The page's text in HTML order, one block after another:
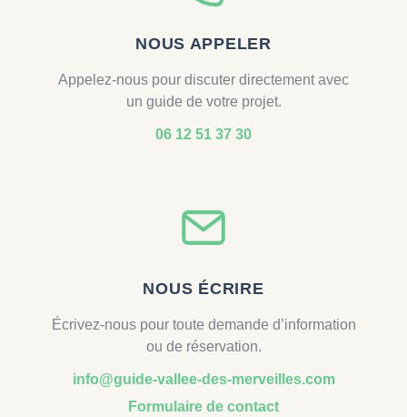
NOUS APPELER
Appelez-nous pour discuter directement avec
un guide de votre projet.
06 12 51 37 30
NOUS ÉCRIRE
Écrivez-nous pour toute demande d’information
ou de réservation.
info@guide-vallee-des-merveilles.com
Formulaire de contact